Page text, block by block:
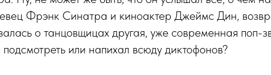
Фрэнк Синатра и киноактер Джеймс Дин,
о танцовщицах другая, уже современная поп-
или напихал всюду диктофонов?